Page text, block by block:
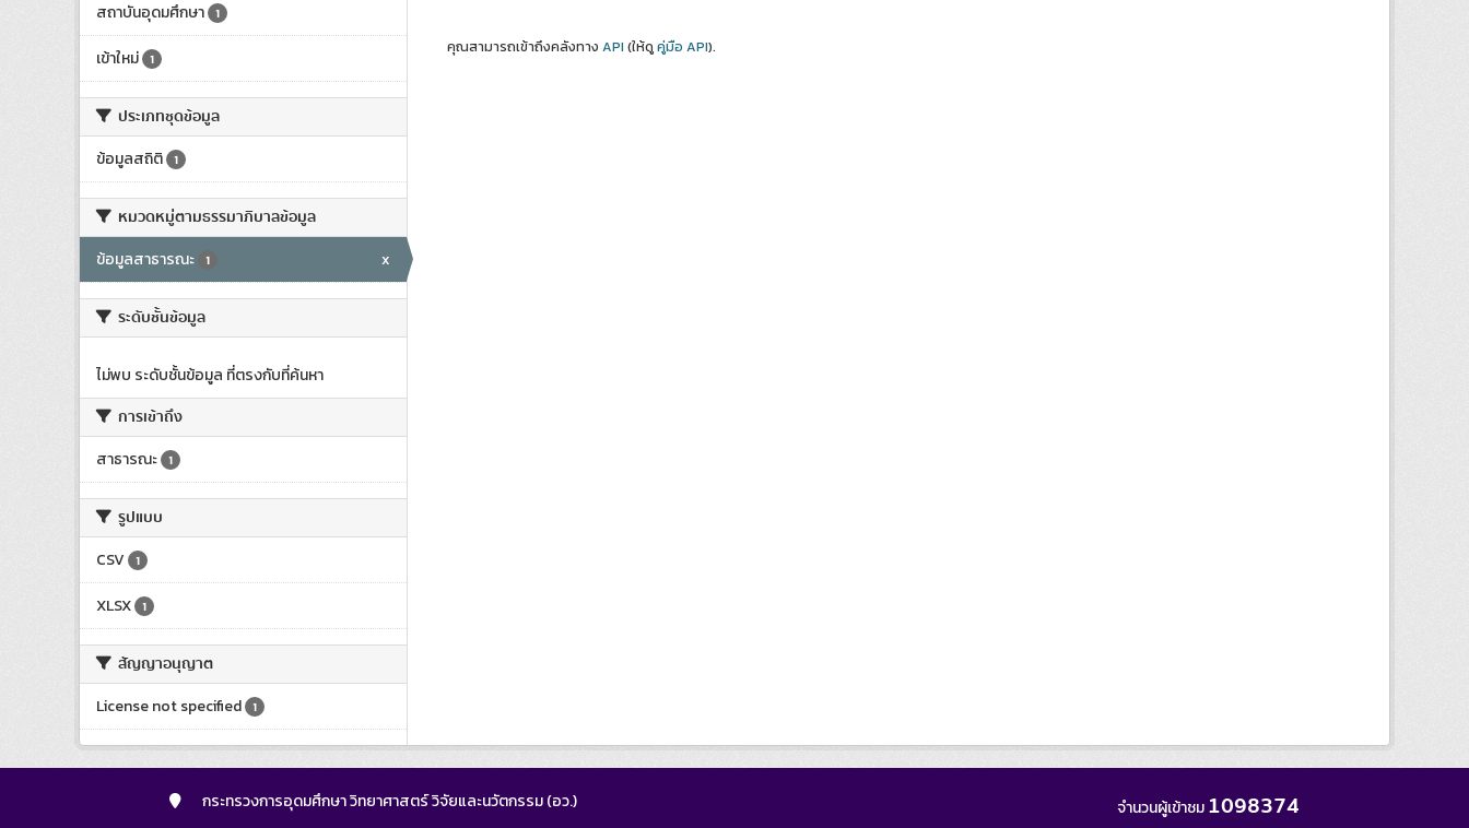
สถาบันอุดมศึกษา
1
เข้าใหม่ 1
ประเภทชุดข้อมูล
ข้อมูลสถิติ 1
หมวดหมู่ตามธรรมาภิบาลข้อมูล
ข้อมูลสาธารณะ 1 x
ระดับชั้นข้อมูล
ไม่พบ ระดับชั้นข้อมูล ที่ตรงกับที่ค้นหา
การเข้าถึง
สาธารณะ 1
รูปแบบ
CSV 1
XLSX 1
สัญญาอนุญาต
License not specified 1
คุณสามารถเข้าถึงคลังทาง API (ให้ดูคู่มือ API).
กระทรวงการอุดมศึกษา วิทยาศาสตร์ วิจัยและนวัตกรรม (อว.)
จำนวนผู้เข้าชม1098374